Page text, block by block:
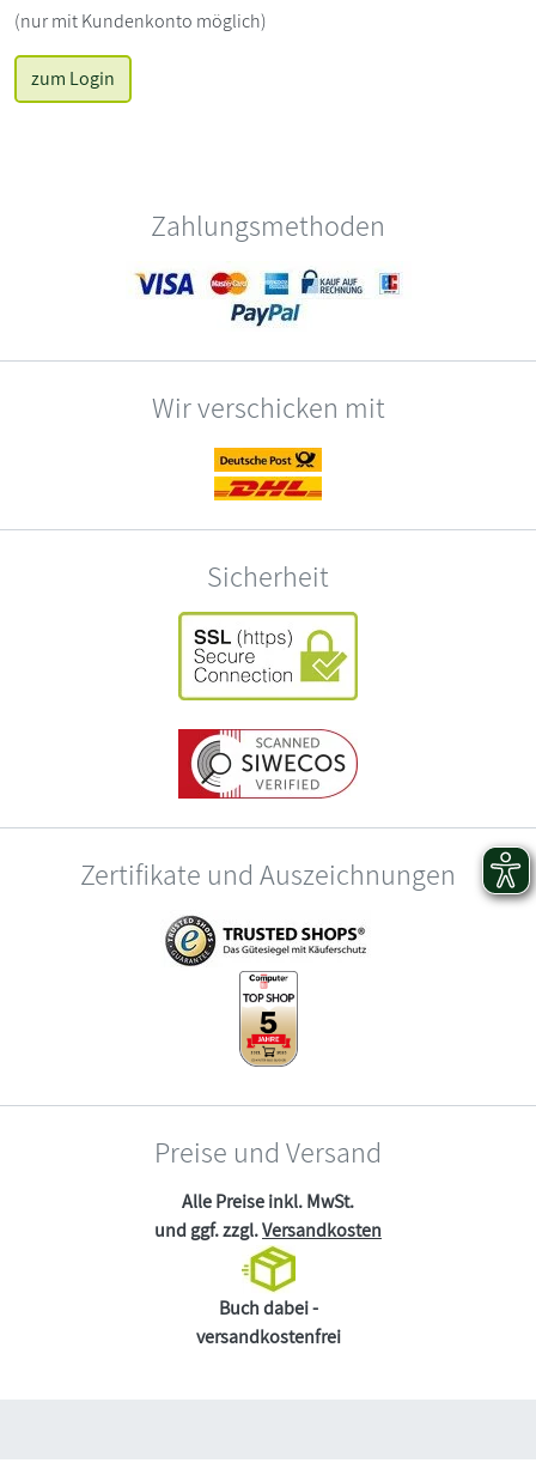
(nur mit Kundenkonto möglich)
zum Login
Zahlungsmethoden
Wir verschicken mit
Sicherheit
Zertifikate und Auszeichnungen
Preise und Versand
Alle Preise inkl. MwSt.
und ggf. zzgl.Versandkosten
Buch dabei -
versandkostenfrei